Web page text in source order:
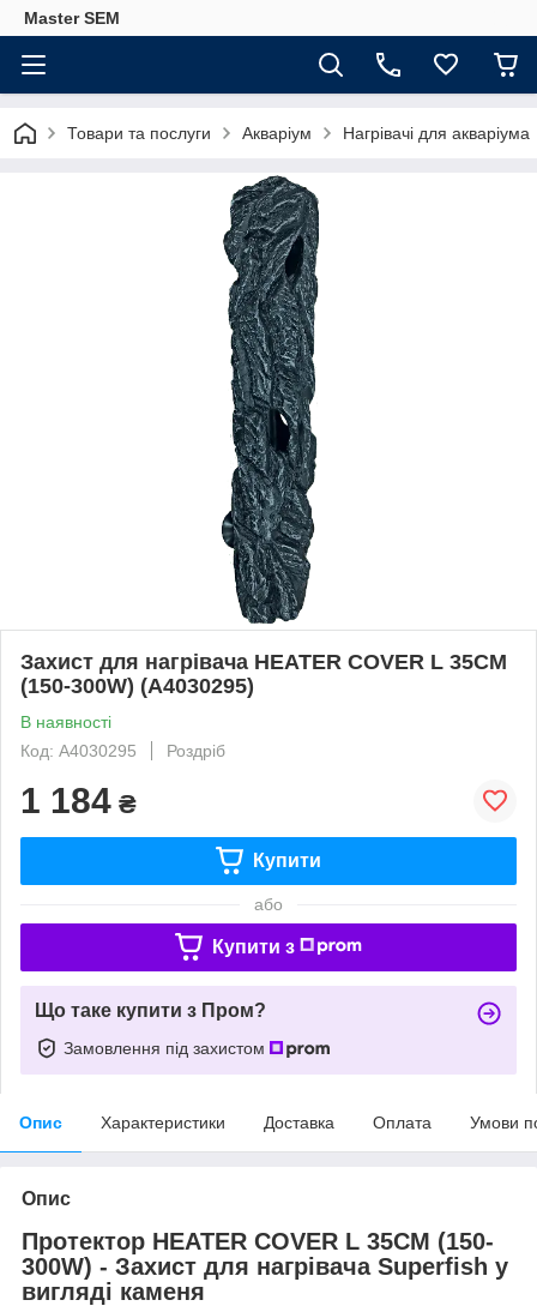
Master SEM
Товари та послуги Акваріум Нагрівачі для акваріума
Захист для нагрівача HEATER COVER L 35CM
(150-300W) (A4030295)
В наявності
Код: A4030295
Роздріб
1 184 ₴
Купити
або
Купити з
Що таке купити з Пром?
Замовлення під захистом
Опис Характеристики Доставка Оплата Умови
Опис
Протектор HEATER COVER L 35CM (150-
300W) - Захист для нагрівача Superfish у
вигляді каменя